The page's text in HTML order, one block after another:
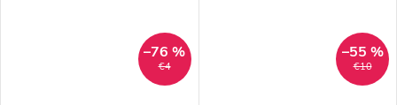
€4
–76 %
€10
–55 %